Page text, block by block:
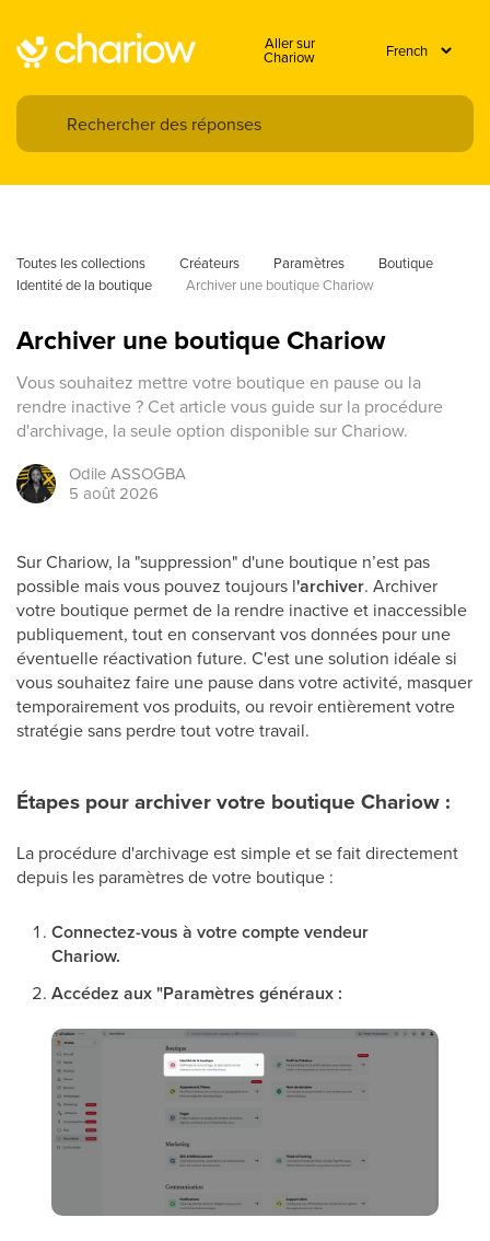
Aller sur
Chariow
Toutes les collections Créateurs Paramètres
Boutique
Identité de la boutique
Archiver une boutique Chariow
Archiver une boutique Chariow
Vous souhaitez mettre votre boutique en pause ou la
rendre inactive ? Cet article vous guide sur la procédure
d'archivage, la seule option disponible sur Chariow.
OdileASSOGBA
5 août 2026
Sur Chariow, la "suppression" d'une boutique n’est pas
possible mais vous pouvez toujours l'archiver. Archiver
votre boutique permet de la rendre inactive et inaccessible
publiquement, tout en conservant vos données pour une
éventuelle réactivation future. C'est une solution idéale si
vous souhaitez faire une pause dans votre activité, masquer
temporairement vos produits, ou revoir entièrement votre
stratégie sans perdre tout votre travail.
Étapes pour archiver votre boutique Chariow :
La procédure d'archivage est simple et se fait directement
depuis les paramètres de votre boutique :
Connectez-vous à votre compte vendeur
Chariow.
Accédez aux "Paramètres généraux :